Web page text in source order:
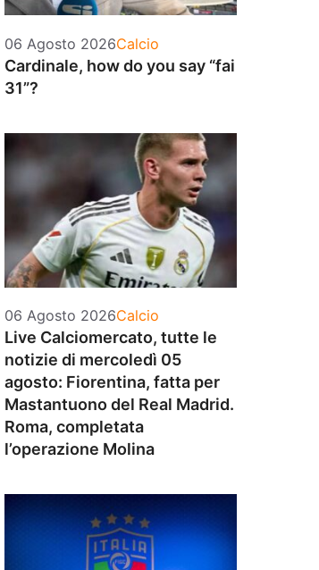
06 Agosto 2026Categorie
Calcio
Cardinale, how do you say “fai
31”?
06 Agosto 2026Categorie
Calcio
Live Calciomercato, tutte le
notizie di mercoledì 05
agosto: Fiorentina, fatta per
Mastantuono del Real Madrid.
Roma, completata
l’operazione Molina